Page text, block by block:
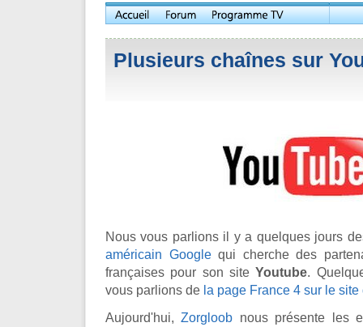
Plusieurs chaînes sur
Nous vous parlions il y a quelques jours
américain Googlequi cherche des
françaises pour son siteYoutube.
vous parlions de la page France 4 sur le
Aujourd'hui,Zorgloob nous présente les